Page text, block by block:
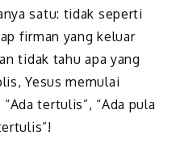
satu: tidak seperti
firman yang keluar
tidak tahu apa yang
Yesus memulai
tertulis”, “Ada pula